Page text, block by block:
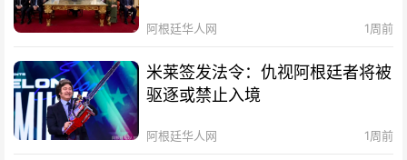
阿根廷华人网 1周前
米莱签发法令：仇视阿根廷者将被
驱逐或禁止入境
阿根廷华人网 1周前